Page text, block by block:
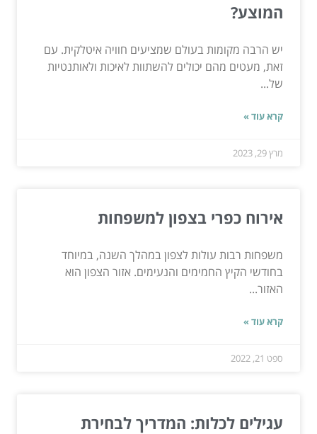
המוצע?
יש הרבה מקומות בעולם שמציעים חוויה איטלקית. עם
זאת, מעטים מהם יכולים להשתוות לאיכות ולאותנטיות
של...
קרא עוד »
מרץ 29, 2023
אירוח כפרי בצפון למשפחות
משפחות רבות עולות לצפון במהלך השנה, במיוחד
בחודשי הקיץ החמימים והנעימים. אזור הצפון הוא
האזור...
קרא עוד »
ספט 21, 2022
עגילים לכלות: המדריך לבחירת